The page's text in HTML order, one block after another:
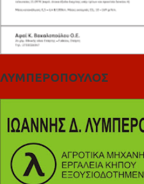
ΛΥΜΠΕΡΟΠΟΥΛΟΣ